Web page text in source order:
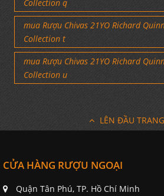
Collection q
mua Rượu Chivas 21YO Richard
Collection t
mua Rượu Chivas 21YO Richard
Collection u
LÊN ĐẦU TRANG
CỬA HÀNG RƯỢU NGOẠI
Quận Tân Phú, TP. Hồ Chí Minh